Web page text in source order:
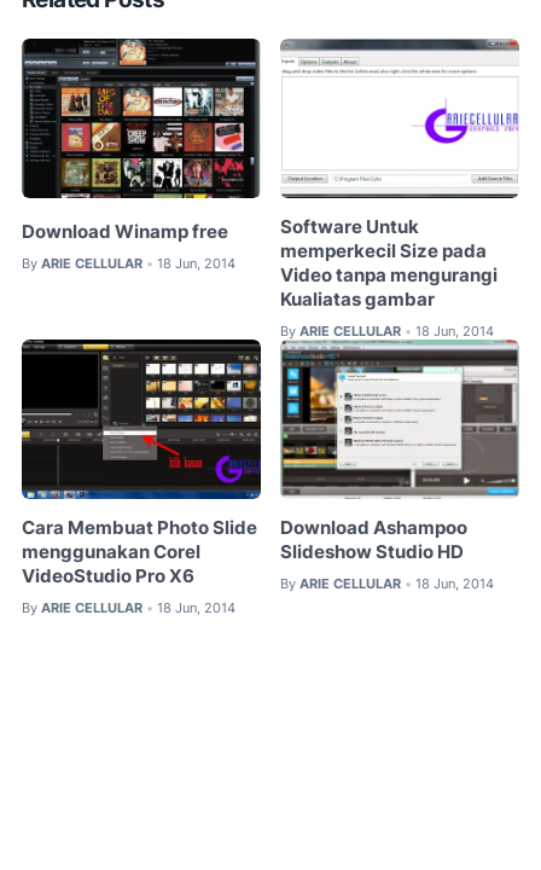
Download Winamp free
By ARIE CELLULAR • 18 Jun, 2014
Software Untuk
memperkecil Size pada
Video tanpa mengurangi
Kualiatas gambar
By ARIE CELLULAR • 18 Jun, 2014
Cara Membuat Photo Slide
menggunakan Corel
VideoStudio Pro X6
By ARIE CELLULAR • 18 Jun, 2014
Download Ashampoo
Slideshow Studio HD
By ARIE CELLULAR • 18 Jun, 2014